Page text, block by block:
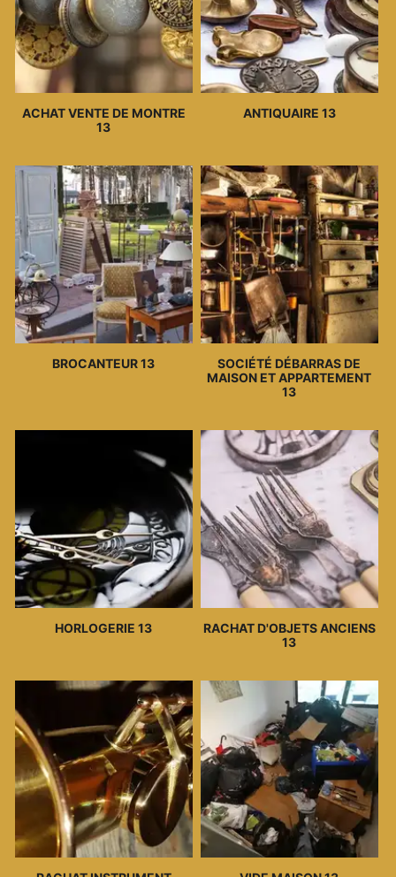
ACHAT VENTE DE MONTRE
13
ANTIQUAIRE 13
BROCANTEUR 13
SOCIÉTÉ DÉBARRAS DE
MAISON ET APPARTEMENT
13
HORLOGERIE 13
RACHAT D'OBJETS ANCIENS
13